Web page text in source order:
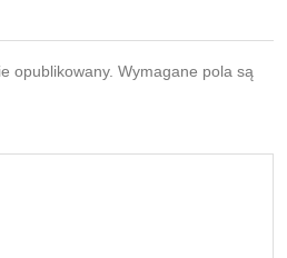
opublikowany. Wymagane pola są